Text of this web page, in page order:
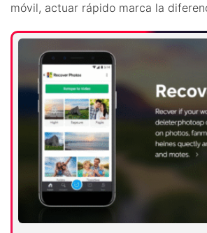
móvil, actuar rápido marca la